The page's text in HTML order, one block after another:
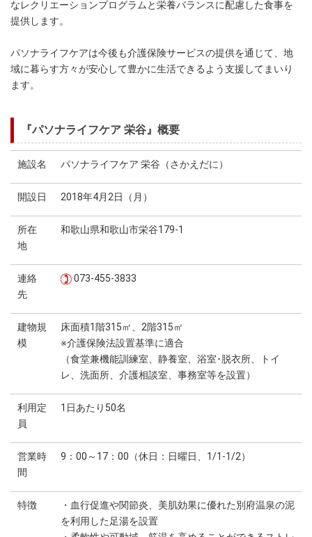
なレクリエーションプログラムと栄養バランスに配慮した食事を
提供します。
パソナライフケアは今後も介護保険サービスの提供を通じて、地
域に暮らす方々が安心して豊かに生活できるよう支援してまいり
ます。
『パソナライフケア 栄谷』概要
施設名 パソナライフケア 栄谷（さかえだに）
開設日 2018年4月2日（月）
所在
地
和歌山県和歌山市栄谷179-1
連絡
先
073-455-3833
建物規
模
床面積1階315㎡、2階315㎡
※介護保険法設置基準に適合
（食堂兼機能訓練室、静養室、浴室･脱衣所、トイ
レ、洗面所、介護相談室、事務室等を設置）
利用定
員
1日あたり50名
営業時
間
9：00～17：00（休日：日曜日、1/1-1/2）
特徴
・血行促進や関節炎、美肌効果に優れた別府温泉の泥
を利用した足湯を設置